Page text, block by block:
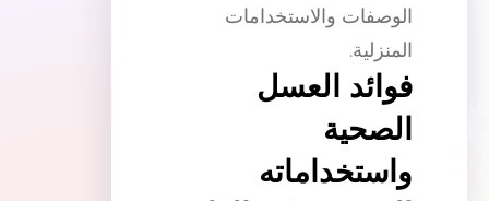
الوصفات والاستخدامات
المنزلية.
فوائد العسل
الصحية
واستخداماته